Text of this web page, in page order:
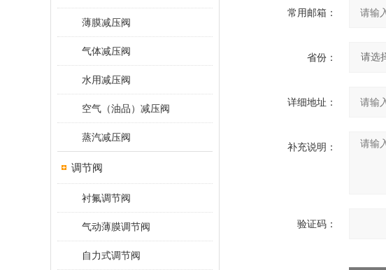
薄膜减压阀
气体减压阀
水用减压阀
空气（油品）减压阀
蒸汽减压阀
调节阀
衬氟调节阀
气动薄膜调节阀
自力式调节阀
常用邮箱：
省份：
详细地址：
补充说明：
验证码：